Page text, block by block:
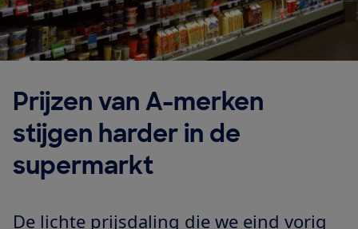
Prijzen van A-merken
stijgen harder in de
supermarkt
De lichte prijsdaling die we eind vorig